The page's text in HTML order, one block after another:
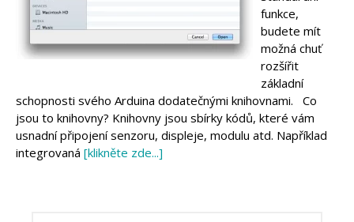
Videa
Koupit
funkce,
budete mít
možná chuť
rozšířit
základní
schopnosti svého Arduina dodatečnými knihovnami. Co
jsou to knihovny? Knihovny jsou sbírky kódů, které vám
usnadní připojení senzoru, displeje, modulu atd. Například
integrovaná [klikněte zde...]